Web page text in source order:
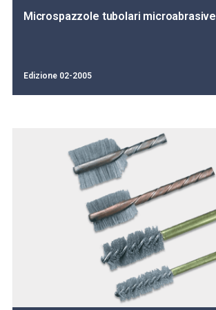
Microspazzole tubolari microabrasive
Edizione 02-2005